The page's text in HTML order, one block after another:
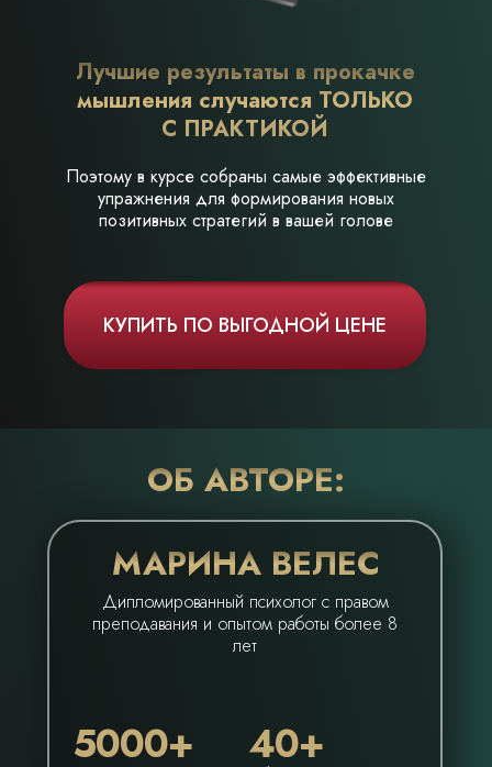
КУПИТЬ ПО ВЫГОДНОЙ ЦЕНЕ
Лучшие результаты в прокачке
мышления случаются ТОЛЬКО
С ПРАКТИКОЙ
Поэтому в курсе собраны самые эффективные
упражнения для формирования новых
позитивных стратегий в вашей голове
МАРИНА ВЕЛЕС
Дипломированный психолог с правом
преподавания и опытом работы более 8
лет
40+
5000+
ОБ АВТОРЕ: